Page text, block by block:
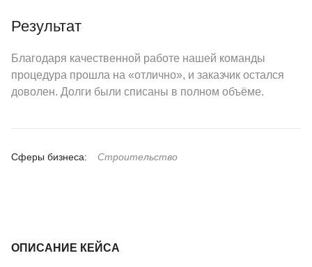
Результат
Благодаря качественной работе нашей команды
процедура прошла на «отлично», и заказчик остался
доволен. Долги были списаны в полном объёме.
Сферы бизнеса: Строительство
ОПИСАНИЕ КЕЙСА